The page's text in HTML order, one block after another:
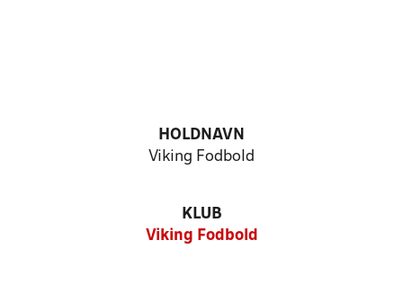
HOLDNAVN
Viking Fodbold
KLUB
Viking Fodbold